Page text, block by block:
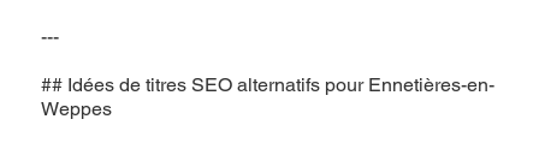
---
## Idées de titres SEO alternatifs pour Ennetières-en-
Weppes